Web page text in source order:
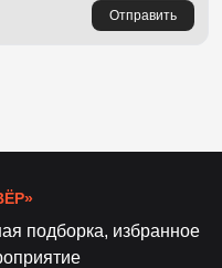
Отправить
подборка, избранное